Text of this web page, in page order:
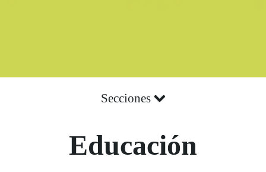
Secciones
Educación